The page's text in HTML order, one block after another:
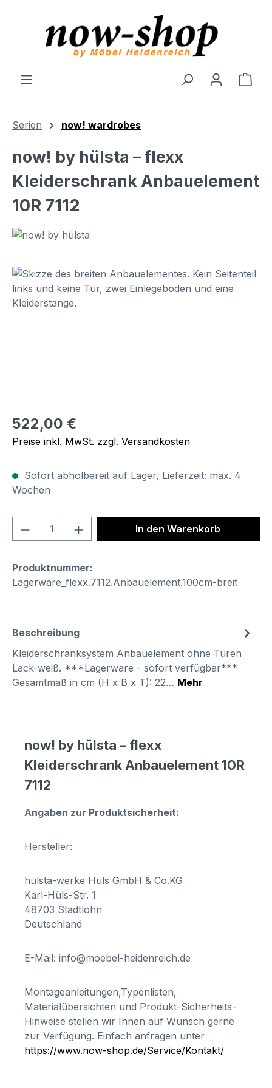
Serien now! wardrobes
now! by hülsta – flexx
Kleiderschrank Anbauelement
10R 7112
Bildergalerie überspringen
Regulärer Preis:
522,00 €
Preise inkl. MwSt. zzgl. Versandkosten
Sofort abholbereit auf Lager, Lieferzeit: max. 4
Wochen
Produkt Anzahl: Gib denIn den Warenkorb
Produktnummer:
Lagerware_flexx.7112.Anbauelement.100cm-breit
Beschreibung
Kleiderschranksystem Anbauelement ohne Türen
Lack-weiß. ***Lagerware - sofort verfügbar***
Gesamtmaß in cm (H x B x T): 22… Mehr
now! by hülsta – flexx
Kleiderschrank Anbauelement 10R
7112
Angaben zur Produktsicherheit:
Hersteller:
hülsta-werke Hüls GmbH & Co.KG
Karl-Hüls-Str. 1
48703 Stadtlohn
Deutschland
E-Mail: info@moebel-heidenreich.de
Montageanleitungen,Typenlisten,
Materialübersichten und Produkt-Sicherheits-
Hinweise stellen wir Ihnen auf Wunsch gerne
zur Verfügung. Einfach anfragen unter
https://www.now-shop.de/Service/Kontakt/